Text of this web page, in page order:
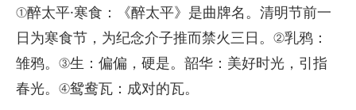
①醉太平·寒食：《醉太平》是曲牌名。清明节前一
日为寒食节，为纪念介子推而禁火三日。②乳鸦：
雏鸦。③生：偏偏，硬是。韶华：美好时光，引指
春光。④鸳鸯瓦：成对的瓦。